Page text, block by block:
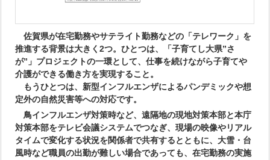
佐賀県が在宅勤務やサテライト勤務などの「テレワーク」を
推進する背景は大きく2つ。ひとつは、「子育てし大県”さ
が”」プロジェクトの一環として、仕事を続けながら子育てや
介護ができる働き方を実現すること。
もうひとつは、新型インフルエンザによるパンデミックや想
定外の自然災害等への対応です。
鳥インフルエンザ対策時など、遠隔地の現地対策本部と本庁
対策本部をテレビ会議システムでつなぎ、現場の映像やリアル
タイムで変化する状況を関係者で共有するとともに、大雪・台
風時など職員の出勤が難しい場合であっても、在宅勤務の実施